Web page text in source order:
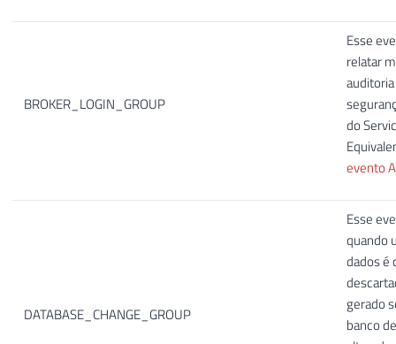
BROKER_LOGIN_GROUP
Esse
relatar
do
evento
DATABASE_CHANGE_GROUP
Esse
quando
dados é
gerado
banco